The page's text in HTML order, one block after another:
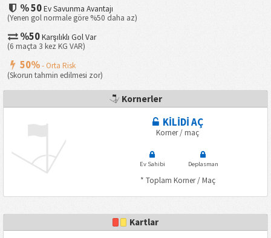
% 50Ev Savunma Avantajı
(Yenen gol normale göre %50 daha az)
%50Karşılıklı Gol Var
(6 maçta 3 kez KG VAR)
50%- Orta Risk
(Skorun tahmin edilmesi zor)
Kornerler
KİLİDİ AÇ
Korner / maç
Ev Sahibi Deplasman
* Toplam Korner / Maç
Kartlar